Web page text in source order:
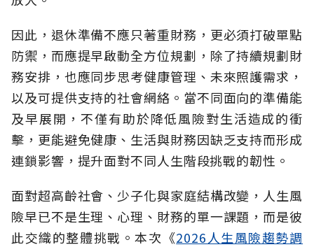
因此，退休準備不應只著重財務，更必須打破單點
防禦，而應提早啟動全方位規劃，除了持續規劃財
務安排，也應同步思考健康管理、未來照護需求，
以及可提供支持的社會網絡。當不同面向的準備能
及早展開，不僅有助於降低風險對生活造成的衝
擊，更能避免健康、生活與財務因缺乏支持而形成
連鎖影響，提升面對不同人生階段挑戰的韌性。
面對超高齡社會、少子化與家庭結構改變，人生風
險早已不是生理、心理、財務的單一課題，而是彼
此交織的整體挑戰。本次《2026人生風險趨勢調